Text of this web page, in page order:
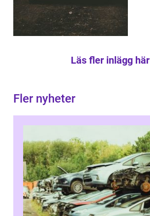
Läs fler inlägg här
Fler nyheter